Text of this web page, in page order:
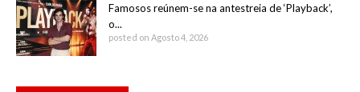
Famosos reúnem-se na antestreia de ‘Playback’,
o...
posted on Agosto 4, 2026